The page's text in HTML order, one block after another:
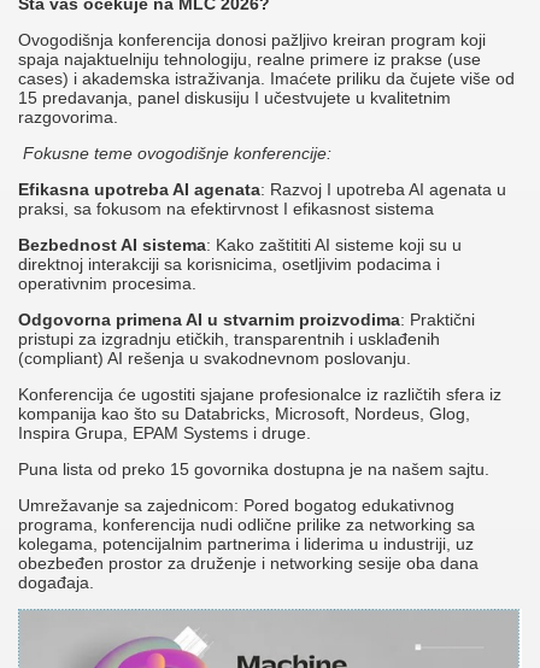
Šta vas očekuje na MLC 2026?
Ovogodišnja konferencija donosi pažljivo kreiran program koji
spaja najaktuelniju tehnologiju, realne primere iz prakse (use
cases) i akademska istraživanja. Imaćete priliku da čujete više od
15 predavanja, panel diskusiju I učestvujete u kvalitetnim
razgovorima.
Fokusne teme ovogodišnje konferencije:
Efikasna upotreba AI agenata: Razvoj I upotreba AI agenata u
praksi, sa fokusom na efektirvnost I efikasnost sistema
Bezbednost AI sistema: Kako zaštititi AI sisteme koji su u
direktnoj interakciji sa korisnicima, osetljivim podacima i
operativnim procesima.
Odgovorna primena AI u stvarnim proizvodima: Praktični
pristupi za izgradnju etičkih, transparentnih i usklađenih
(compliant) AI rešenja u svakodnevnom poslovanju.
Konferencija će ugostiti sjajane profesionalce iz različtih sfera iz
kompanija kao što su Databricks, Microsoft, Nordeus, Glog,
Inspira Grupa, EPAM Systems i druge.
Puna lista od preko 15 govornika dostupna je na našem sajtu.
Umrežavanje sa zajednicom: Pored bogatog edukativnog
programa, konferencija nudi odlične prilike za networking sa
kolegama, potencijalnim partnerima i liderima u industriji, uz
obezbeđen prostor za druženje i networking sesije oba dana
događaja.